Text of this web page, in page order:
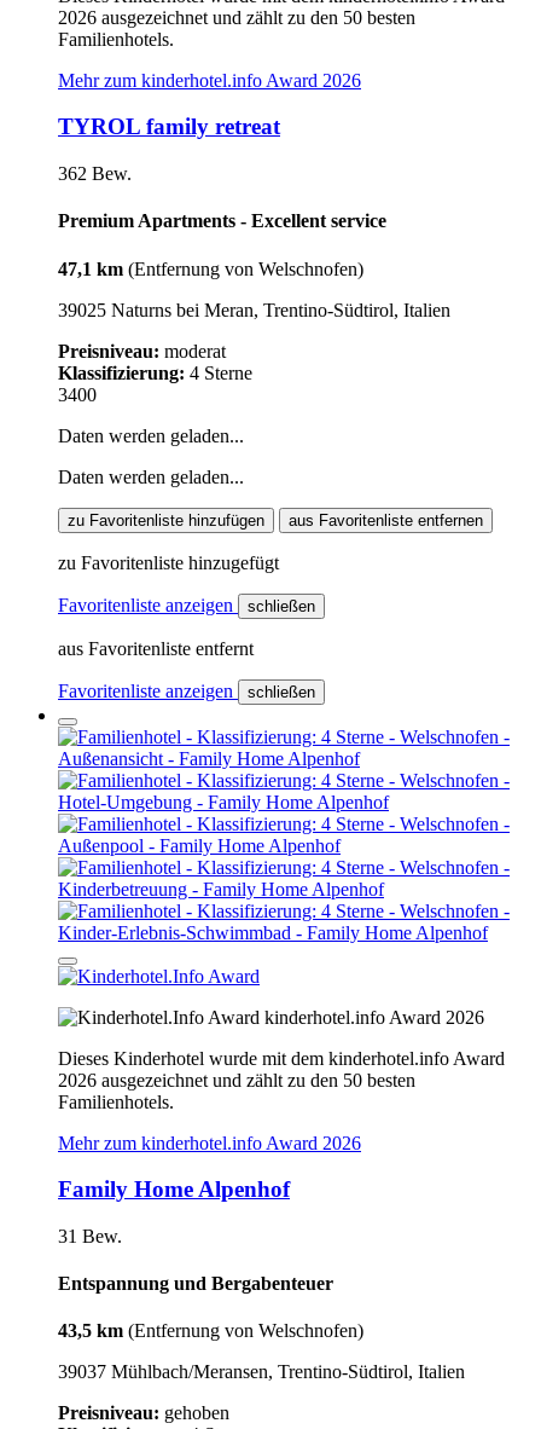
2026 ausgezeichnet und zählt zu den 50 besten
Familienhotels.
Mehr zum kinderhotel.info Award 2026
TYROL family retreat
362 Bew.
Premium Apartments - Excellent service
47,1 km (Entfernung von Welschnofen)
39025 Naturns bei Meran, Trentino-Südtirol, Italien
Preisniveau: moderat
Klassifizierung: 4 Sterne
3400
Daten werden geladen...
Daten werden geladen...
zu Favoritenliste hinzufügen aus Favoritenliste entfernen
zu Favoritenliste hinzugefügt
Favoritenliste anzeigen schließen
aus Favoritenliste entfernt
Favoritenliste anzeigen schließen
kinderhotel.info Award 2026
Dieses Kinderhotel wurde mit dem kinderhotel.info Award
2026 ausgezeichnet und zählt zu den 50 besten
Familienhotels.
Mehr zum kinderhotel.info Award 2026
Family Home Alpenhof
31 Bew.
Entspannung und Bergabenteuer
43,5 km (Entfernung von Welschnofen)
39037 Mühlbach/Meransen, Trentino-Südtirol, Italien
Preisniveau: gehoben